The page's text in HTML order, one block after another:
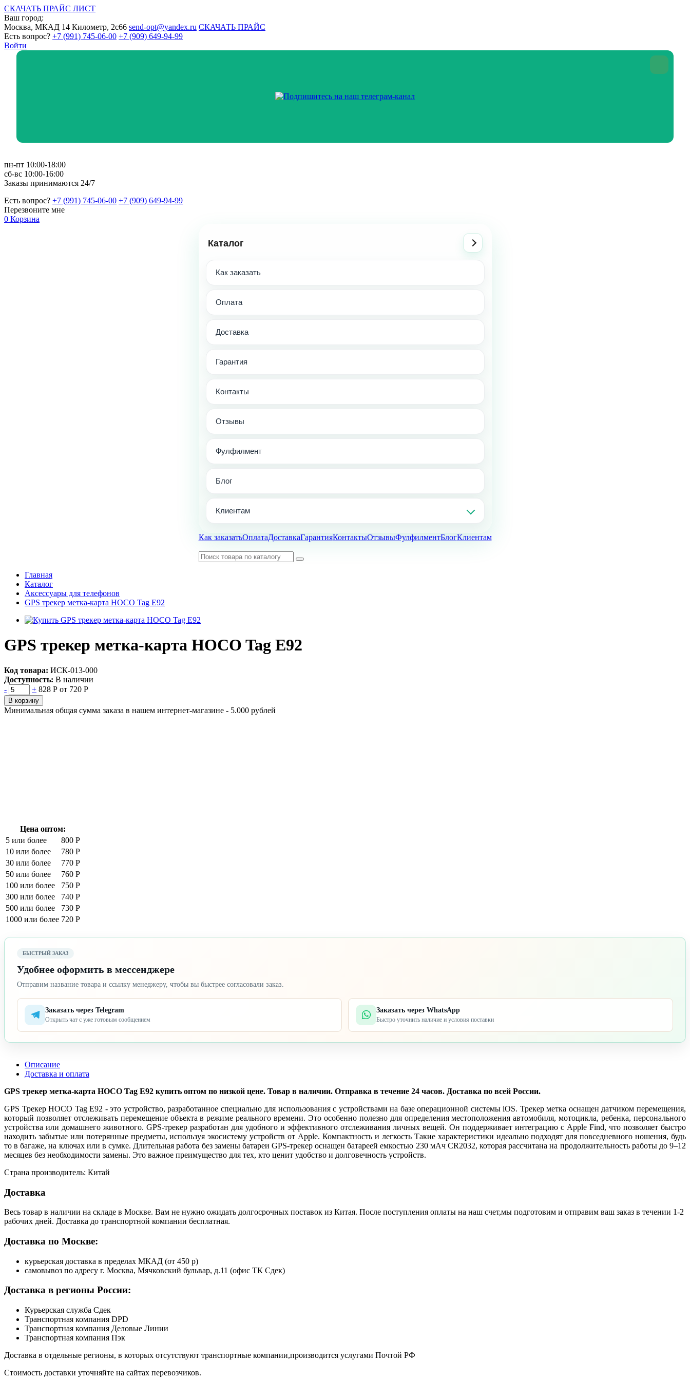
СКАЧАТЬ ПРАЙС ЛИСТ
Ваш город:
Москва, МКАД 14 Километр, 2с66 send-opt@yandex.ru СКАЧАТЬ ПРАЙС
Есть вопрос? +7 (991) 745-06-00 +7 (909) 649-94-99
Войти
пн-пт 10:00-18:00
сб-вс 10:00-16:00
Заказы принимаются 24/7
Есть вопрос? +7 (991) 745-06-00 +7 (909) 649-94-99
Перезвоните мне
0 Корзина
Каталог
Как заказать
Оплата
Доставка
Гарантия
Контакты
Отзывы
Фулфилмент
Блог
Клиентам
Как заказатьОплатаДоставкаГарантияКонтактыОтзывыФулфилментБлогКлиентам
Главная
Каталог
Аксессуары для телефонов
GPS трекер метка-карта HOCO Tag E92
GPS трекер метка-карта HOCO Tag E92
Код товара: ИСК-013-000
Доступность: В наличии
-
+ 828 Р от 720 Р
В корзину
Минимальная общая сумма заказа в нашем интернет-магазине - 5.000 рублей
Цена оптом:
5 или более
800 Р
10 или более
780 Р
30 или более
770 Р
50 или более
760 Р
100 или более
750 Р
300 или более
740 Р
500 или более
730 Р
1000 или более 720 Р
БЫСТРЫЙ ЗАКАЗ
Удобнее оформить в мессенджере
Отправим название товара и ссылку менеджеру, чтобы вы быстрее согласовали заказ.
Заказать через Telegram
Открыть чат с уже готовым сообщением
Заказать через WhatsApp
Быстро уточнить наличие и условия поставки
Описание
Доставка и оплата
GPS трекер метка-карта HOCO Tag E92 купить оптом по низкой цене. Товар в наличии. Отправка в течение 24 часов. Доставка по всей России.
GPS Трекер HOCO Tag E92 - это устройство, разработанное специально для использования с устройствами на базе операционной системы iOS. Трекер метка оснащен датчиком перемещения,
который позволяет отслеживать перемещение объекта в режиме реального времени. Это особенно полезно для определения местоположения автомобиля, мотоцикла, ребенка, персонального
устройства или домашнего животного. GPS-трекер разработан для удобного и эффективного отслеживания личных вещей. Он поддерживает интеграцию с Apple Find, что позволяет быстро
находить забытые или потерянные предметы, используя экосистему устройств от Apple. Компактность и легкость Такие характеристики идеально подходят для повседневного ношения, будь
то в багаже, на ключах или в сумке. Длительная работа без замены батареи GPS-трекер оснащен батареей емкостью 230 мАч CR2032, которая рассчитана на продолжительность работы до 9–12
месяцев без необходимости замены. Это важное преимущество для тех, кто ценит удобство и долговечность устройств.
Страна производитель: Китай
Доставка
Весь товар в наличии на складе в Москве. Вам не нужно ожидать долгосрочных поставок из Китая. После поступления оплаты на наш счет,мы подготовим и отправим ваш заказ в течении 1-2
рабочих дней. Доставка до транспортной компании бесплатная.
Доставка по Москве:
курьерская доставка в пределах МКАД (от 450 р)
самовывоз по адресу г. Москва, Мячковский бульвар, д.11 (офис ТК Сдек)
Доставка в регионы России:
Курьерская служба Сдек
Транспортная компания DPD
Транспортная компания Деловые Линии
Транспортная компания Пэк
Доставка в отдельные регионы, в которых отсутствуют транспортные компании,производится услугами Почтой РФ
Стоимость доставки уточняйте на сайтах перевозчиков.